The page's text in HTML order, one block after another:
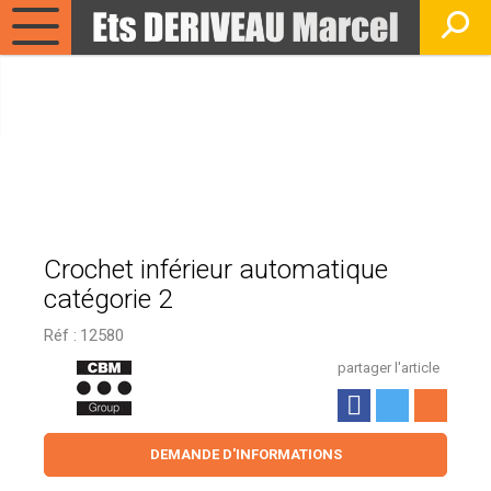
Crochet inférieur automatique
catégorie 2
Réf : 12580
partager l'article
DEMANDE D'INFORMATIONS